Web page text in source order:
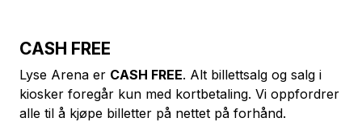
CASH FREE
Lyse Arena er CASH FREE. Alt billettsalg og salg i
kiosker foregår kun med kortbetaling. Vi oppfordrer
alle til å kjøpe billetter på nettet på forhånd.